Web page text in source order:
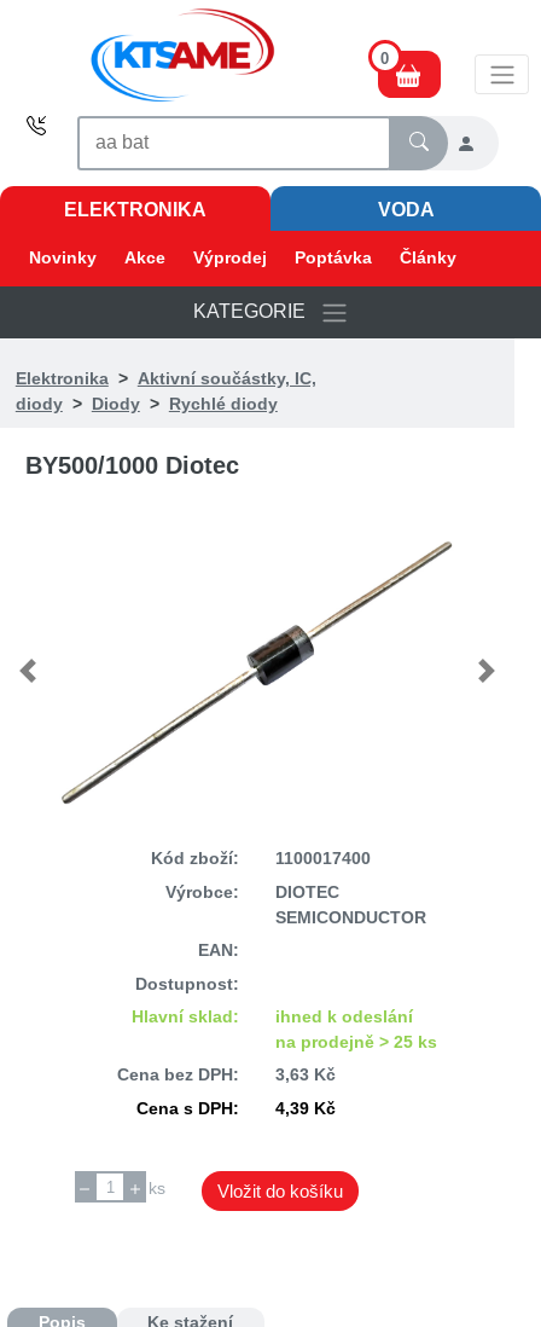
0
ELEKTRONIKA VODA
Novinky Akce Výprodej Poptávka Články
KATEGORIE
Elektronika> Aktivní součástky, IC,
diody> Diody> Rychlé diody
BY500/1000 Diotec
Previous Next
Kód zboží:
1100017400
Výrobce:
DIOTEC
SEMICONDUCTOR
EAN:
Dostupnost:
Hlavní sklad:
ihned k odeslání
na prodejně > 25 ks
Cena bez DPH:
3,63 Kč
Cena s DPH:
4,39 Kč
ks Vložit do košíku
Popis Ke stažení